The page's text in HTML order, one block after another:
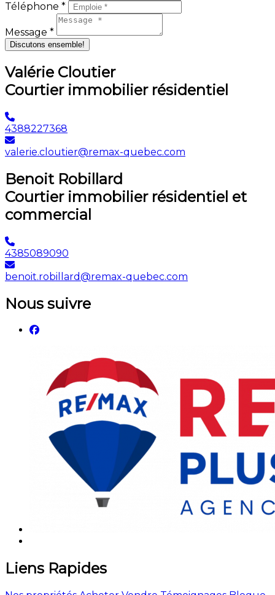
Téléphone *
Message *
Discutons ensemble!
Valérie Cloutier
Courtier immobilier résidentiel
4388227368
valerie.cloutier@remax-quebec.com
Benoit Robillard
Courtier immobilier résidentiel et
commercial
4385089090
benoit.robillard@remax-quebec.com
Nous suivre
Liens Rapides